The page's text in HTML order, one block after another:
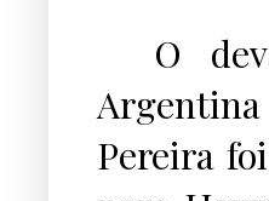
O
Pereira